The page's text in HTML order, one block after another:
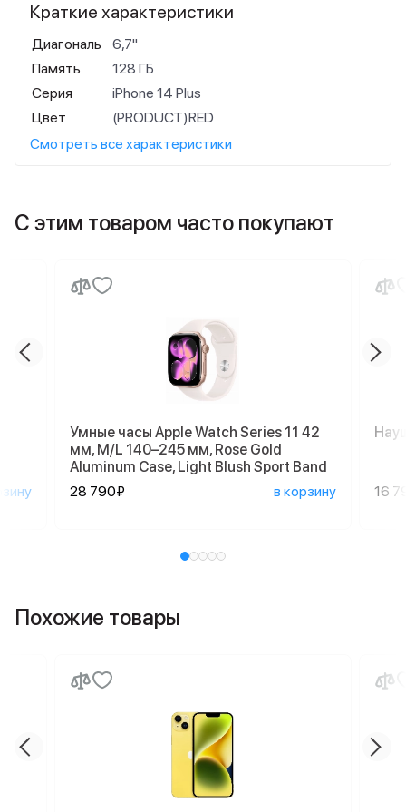
Краткие характеристики
Диагональ
6,7"
Память
128 ГБ
Серия
iPhone 14 Plus
Цвет
(PRODUCT)RED
Смотреть все характеристики
С этим товаром часто покупают
Умные часы Apple Watch Series 11 42
мм, M/L 140–245 мм, Rose Gold
Aluminum Case, Light Blush Sport Band
28 790₽
в корзину 16
Похожие товары